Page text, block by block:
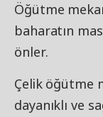
Öğütme
baharatın
önler.
Çelik öğütme
dayanıklı ve